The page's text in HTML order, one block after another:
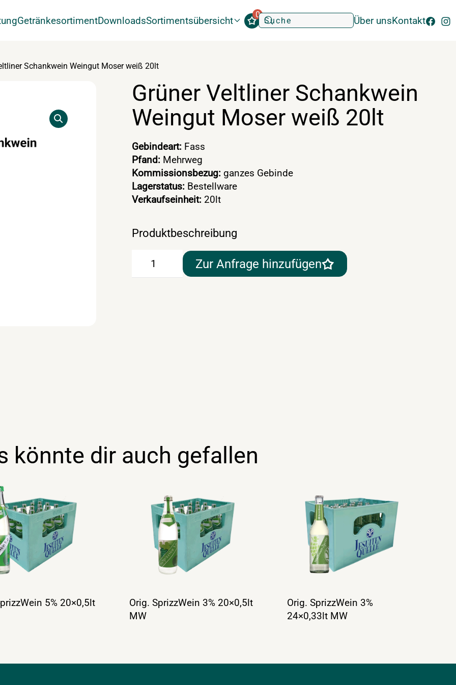
GetränkesortimentDownloadsSortimentsübersicht
0
Über unsKontakt
Schankwein Weingut Moser weiß 20lt
Grüner Veltliner Schankwein
Weingut Moser weiß 20lt
Gebindeart: Fass
Pfand: Mehrweg
Kommissionsbezug: ganzes Gebinde
Lagerstatus: Bestellware
Verkaufseinheit: 20lt
Produktbeschreibung
Veltliner
Zur Anfrage hinzufügen
könnte dir auch gefallen
5% 20×0,5lt
Orig. SprizzWein 3% 20×0,5lt
MW
Orig. SprizzWein 3%
24×0,33lt MW